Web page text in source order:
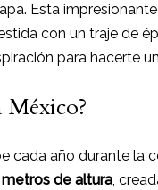
Esta
con un traje de
para hacerte
México?
cada año durante la
metros de altura,